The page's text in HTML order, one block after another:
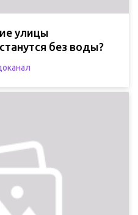
улицы
без воды?